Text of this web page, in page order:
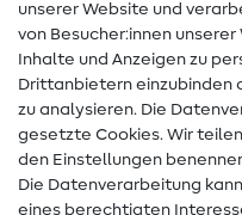
Hilfe & Kontakt
Kontakt
Infos zum Betreiberwechsel
FAQ
unserer Website und
von Besucher:innen unserer
Inhalte und Anzeigen zu
Drittanbietern einzubinden
zu analysieren. Die
gesetzte Cookies. Wir
den Einstellungen
Die Datenverarbeitung
eines berechtigten